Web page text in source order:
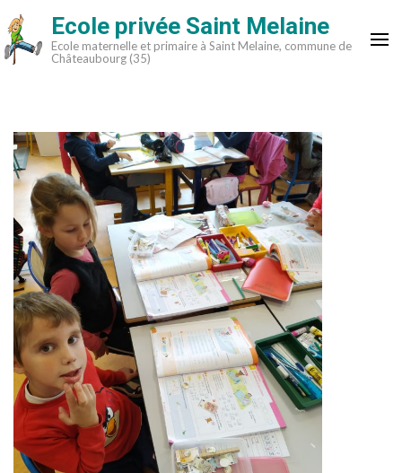
Aller
au
contenu
Ecole privée Saint Melaine
Ecole maternelle et primaire à Saint Melaine, commune de
Châteaubourg (35)